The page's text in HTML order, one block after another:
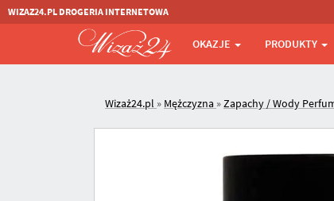
WIZAZ24.PL DROGERIA INTERNETOWA
OKAZJE PRODUKTY
Wizaż24.pl » Mężczyzna »Zapachy / Wody